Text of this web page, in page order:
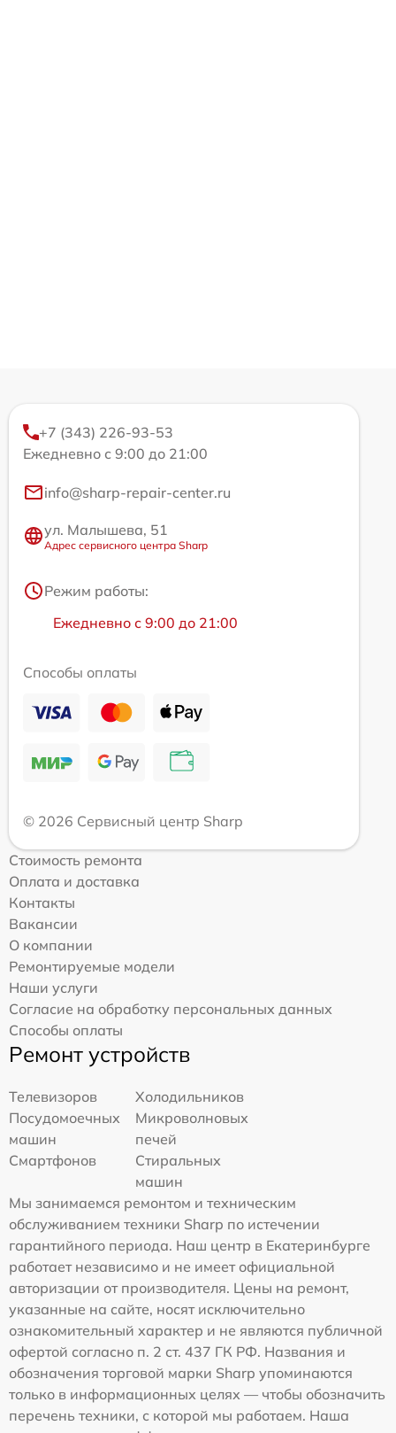
+7 (343) 226-93-53
Ежедневно с 9:00 до 21:00
info@sharp-repair-center.ru
ул. Малышева, 51
Адрес сервисного центра Sharp
Режим работы:
Ежедневно с 9:00 до 21:00
Способы оплаты
© 2026 Сервисный центр Sharp
Стоимость ремонта
Оплата и доставка
Контакты
Вакансии
О компании
Ремонтируемые модели
Наши услуги
Согласие на обработку персональных данных
Способы оплаты
Ремонт устройств
Телевизоров
Холодильников
Посудомоечных
машин
Микроволновых
печей
Смартфонов
Стиральных
машин
Мы занимаемся ремонтом и техническим
обслуживанием техники Sharp по истечении
гарантийного периода. Наш центр в Екатеринбурге
работает независимо и не имеет официальной
авторизации от производителя. Цены на ремонт,
указанные на сайте, носят исключительно
ознакомительный характер и не являются публичной
офертой согласно п. 2 ст. 437 ГК РФ. Названия и
обозначения торговой марки Sharp упоминаются
только в информационных целях — чтобы обозначить
перечень техники, с которой мы работаем. Наша